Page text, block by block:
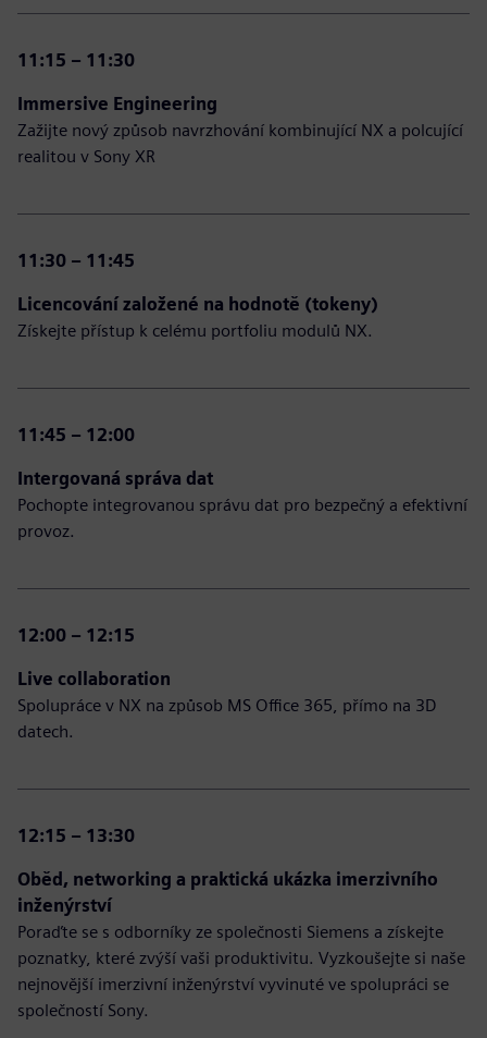
11:15 – 11:30
Immersive Engineering
Zažijte nový způsob navrzhování kombinující NX a polcující
realitou v Sony XR
11:30 – 11:45
Licencování založené na hodnotě (tokeny)
Získejte přístup k celému portfoliu modulů NX.
11:45 – 12:00
Intergovaná správa dat
Pochopte integrovanou správu dat pro bezpečný a efektivní
provoz.
12:00 – 12:15
Live collaboration
Spolupráce v NX na způsob MS Office 365, přímo na 3D
datech.
12:15 – 13:30
Oběd, networking a praktická ukázka imerzivního
inženýrství
Poraďte se s odborníky ze společnosti Siemens a získejte
poznatky, které zvýší vaši produktivitu. Vyzkoušejte si naše
nejnovější imerzivní inženýrství vyvinuté ve spolupráci se
společností Sony.